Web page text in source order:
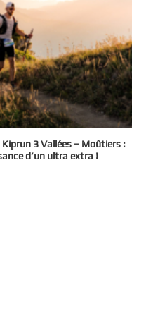
Kiprun 3 Vallées – Moûtiers :
d’un ultra extra !